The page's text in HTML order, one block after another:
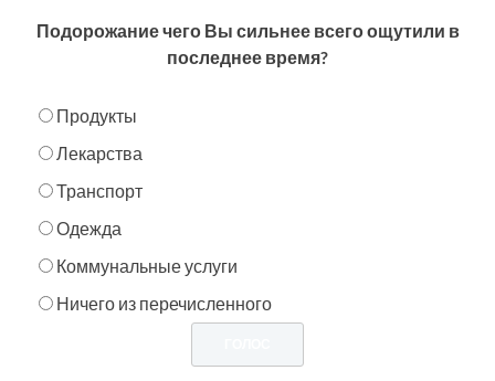
Подорожание чего Вы сильнее всего ощутили в
последнее время?
Продукты
Лекарства
Транспорт
Одежда
Коммунальные услуги
Ничего из перечисленного